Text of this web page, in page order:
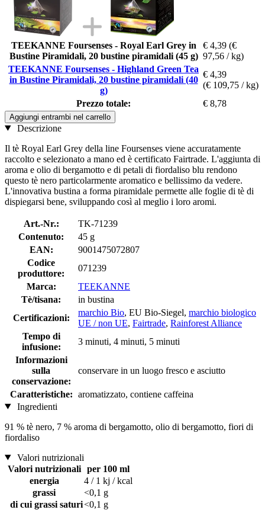
TEEKANNE Foursenses - Royal Earl Grey in
Bustine Piramidali, 20 bustine piramidali (45 g)
€ 4,39 (€
97,56 / kg)
TEEKANNE Foursenses - Highland Green Tea
in Bustine Piramidali, 20 bustine piramidali (40
g)
€ 4,39
(€ 109,75 / kg)
Prezzo totale:
€ 8,78
Aggiungi entrambi nel carrello
Descrizione
Il tè Royal Earl Grey della line Foursenses viene accuratamente
raccolto e selezionato a mano ed è certificato Fairtrade. L'aggiunta di
aroma e olio di bergamotto e di petali di fiordaliso blu rendono
questo tè nero particolarmente aromatico e bellissimo da vedere.
L'innovativa bustina a forma piramidale permette alle foglie di tè di
dispiegarsi bene, sviluppando così al meglio i loro aromi.
Art.-Nr.:
TK-71239
Contenuto:
45 g
EAN:
9001475072807
Codice
produttore:
071239
Marca:
TEEKANNE
Tè/tisana:
in bustina
Certificazioni:
marchio Bio, EU Bio-Siegel, marchio biologico
UE / non UE, Fairtrade, Rainforest Alliance
Tempo di
infusione:
3 minuti, 4 minuti, 5 minuti
Informazioni
sulla
conservazione:
conservare in un luogo fresco e asciutto
Caratteristiche: aromatizzato, contiene caffeina
Ingredienti
91 % tè nero, 7 % aroma di bergamotto, olio di bergamotto, fiori di
fiordaliso
Valori nutrizionali
Valori nutrizionali
per 100 ml
energia
4 / 1 kj / kcal
grassi
<0,1 g
di cui grassi saturi<0,1 g